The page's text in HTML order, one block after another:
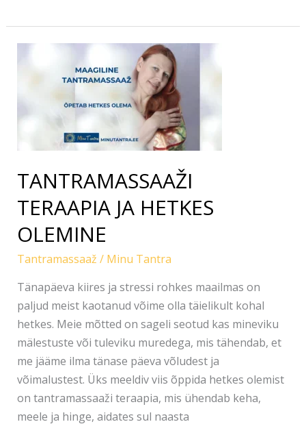
TANTRAMASSAAŽI
TERAAPIA JA HETKES
OLEMINE
Tantramassaaž / Minu Tantra
Tänapäeva kiires ja stressi rohkes maailmas on
paljud meist kaotanud võime olla täielikult kohal
hetkes. Meie mõtted on sageli seotud kas mineviku
mälestuste või tuleviku muredega, mis tähendab, et
me jääme ilma tänase päeva võludest ja
võimalustest. Üks meeldiv viis õppida hetkes olemist
on tantramassaaži teraapia, mis ühendab keha,
meele ja hinge, aidates sul naasta
TERAAPIA
OLEMINE